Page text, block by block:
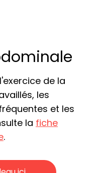
de la
les
et les
la fiche
.